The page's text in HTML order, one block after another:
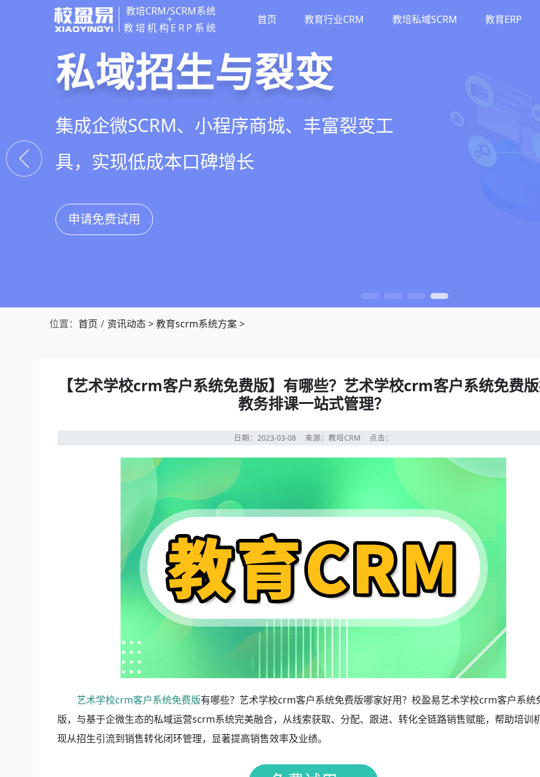
教培CRM/SCRM系统
+
教培机构ERP系统
首页 教育行业CRM 教培私域SCRM 教育ERP
教培行业CRM
以学员为中心，打通从引流、转化、教学到
复购转介绍的全生命周期增长引擎
申请免费试用
智能销售漏斗
线索自动分配、标准化跟单、试听转化分
析，打造高绩效招生团队
申请免费试用
精细化客户运营
360°学员画像、自动化服务流程、智能续
费预警，深度挖掘学员长期价值
申请免费试用
私域招生与裂变
集成企微SCRM、小程序商城、丰富裂变工
具，实现低成本口碑增长
申请免费试用
位置： 首页 资讯动态>教育scrm系统方案>
【艺术学校crm客户系统免费版】有哪些？艺术学校crm客户系统免费
教务排课一站式管理？
日期：2023-03-08来源：教培CRM 点击：
艺术学校crm客户系统免费版有哪些？艺术学校crm客户系统免费版哪家好用？校盈易艺术学校crm客户系统
版，与基于企微生态的私域运营scrm系统完美融合，从线索获取、分配、跟进、转化全链路销售赋能，帮助培训
现从招生引流到销售转化闭环管理，显著提高销售效率及业绩。